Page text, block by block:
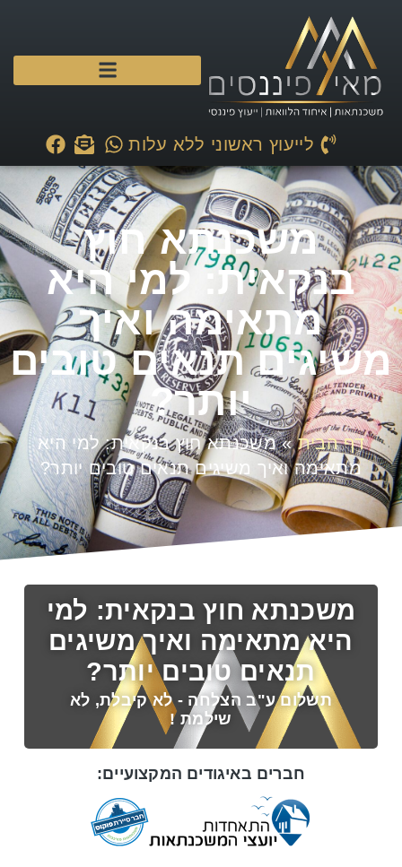
לייעוץ ראשוני ללא עלות
משכנתא חוץ
בנקאית: למי היא
מתאימה ואיך
משיגים תנאים טובים
יותר?
דף הבית»משכנתא חוץ בנקאית: למי היא
מתאימה ואיך משיגים תנאים טובים יותר?
משכנתא חוץ בנקאית: למי
היא מתאימה ואיך משיגים
תנאים טובים יותר?
תשלום ע"ב הצלחה - לא קיבלת, לא
שילמת !
חברים באיגודים המקצועיים: